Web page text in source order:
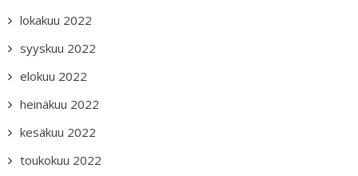
lokakuu 2022
syyskuu 2022
elokuu 2022
heinäkuu 2022
kesäkuu 2022
toukokuu 2022